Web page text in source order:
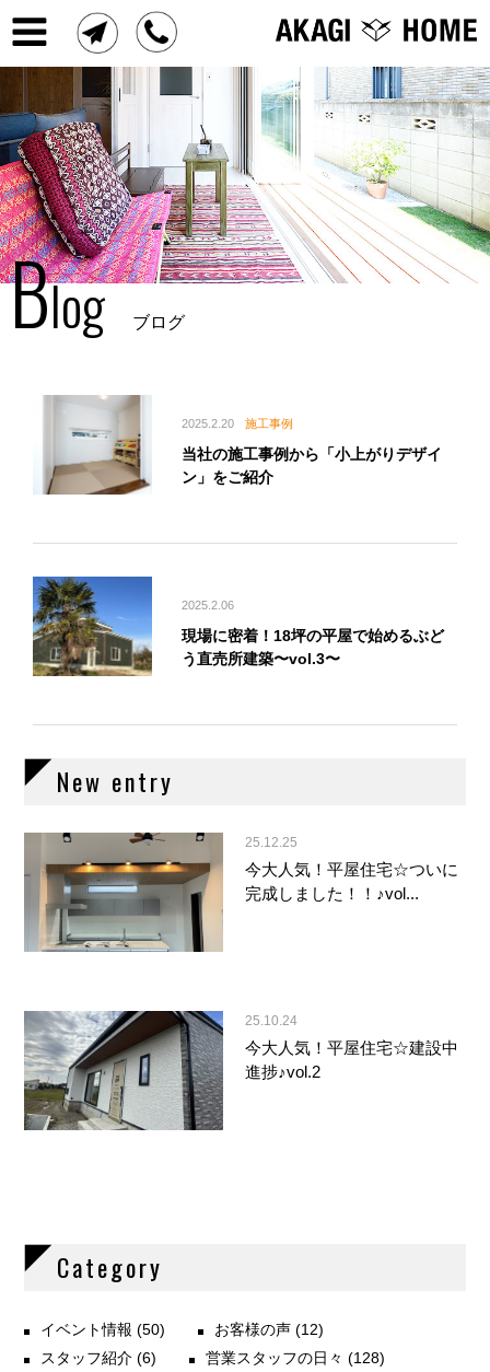
Blog ブログ
2025.2.20 施工事例
当社の施工事例から「小上がりデザイ
ン」をご紹介
2025.2.06
現場に密着！18坪の平屋で始めるぶど
う直売所建築〜vol.3〜
New entry
25.12.25
今大人気！平屋住宅☆ついに
完成しました！！♪vol...
25.10.24
今大人気！平屋住宅☆建設中
進捗♪vol.2
Category
イベント情報 (50) お客様の声 (12)
スタッフ紹介 (6) 営業スタッフの日々 (128)